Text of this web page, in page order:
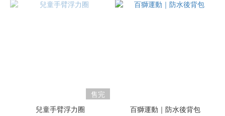
售完
兒童手臂浮力圈
百獅運動｜防水後背包